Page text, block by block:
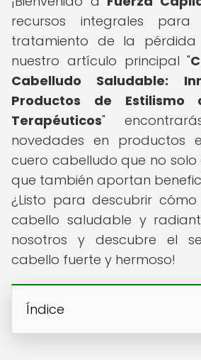
recursos integrales
tratamiento de la pérdida
nuestro artículo principal "
Cabelludo Saludable:
Productos de Estilismo
Terapéuticos"
novedades en productos
cuero cabelludo que no solo
que también aportan
¿Listo para descubrir
cabello saludable y
nosotros y descubre el
cabello fuerte y hermoso!
Índice